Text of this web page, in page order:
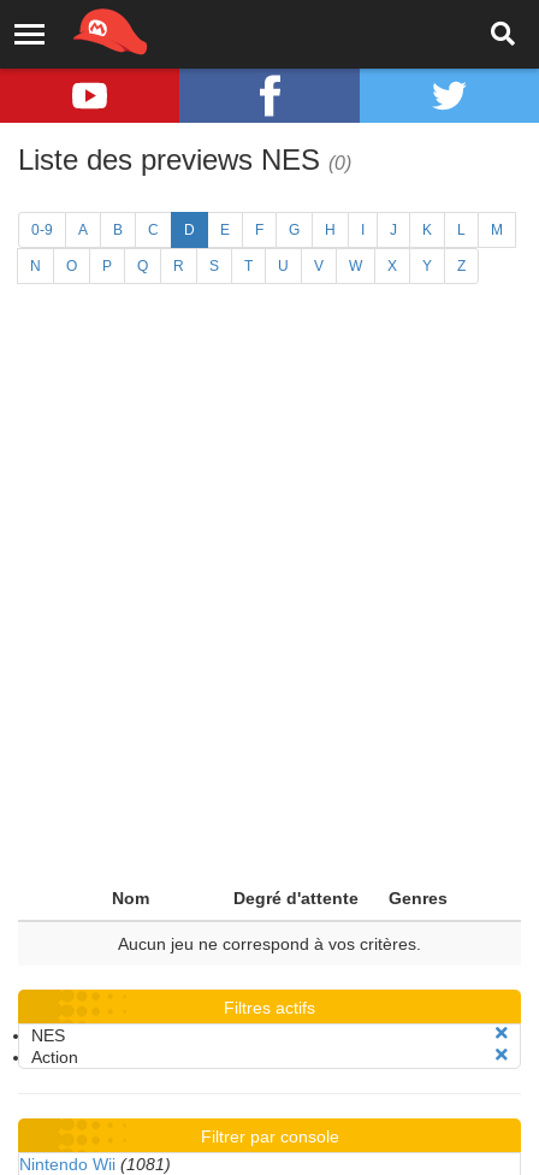
Liste des previews NES (0)
0-9 A B C D E F G H J K L M
N O P Q R S T U V W X Y Z
Nom Degré d'attente Genres
Aucun jeu ne correspond à vos critères.
Filtres actifs
NES
Action
Filtrer par console
Nintendo Wii (1081)